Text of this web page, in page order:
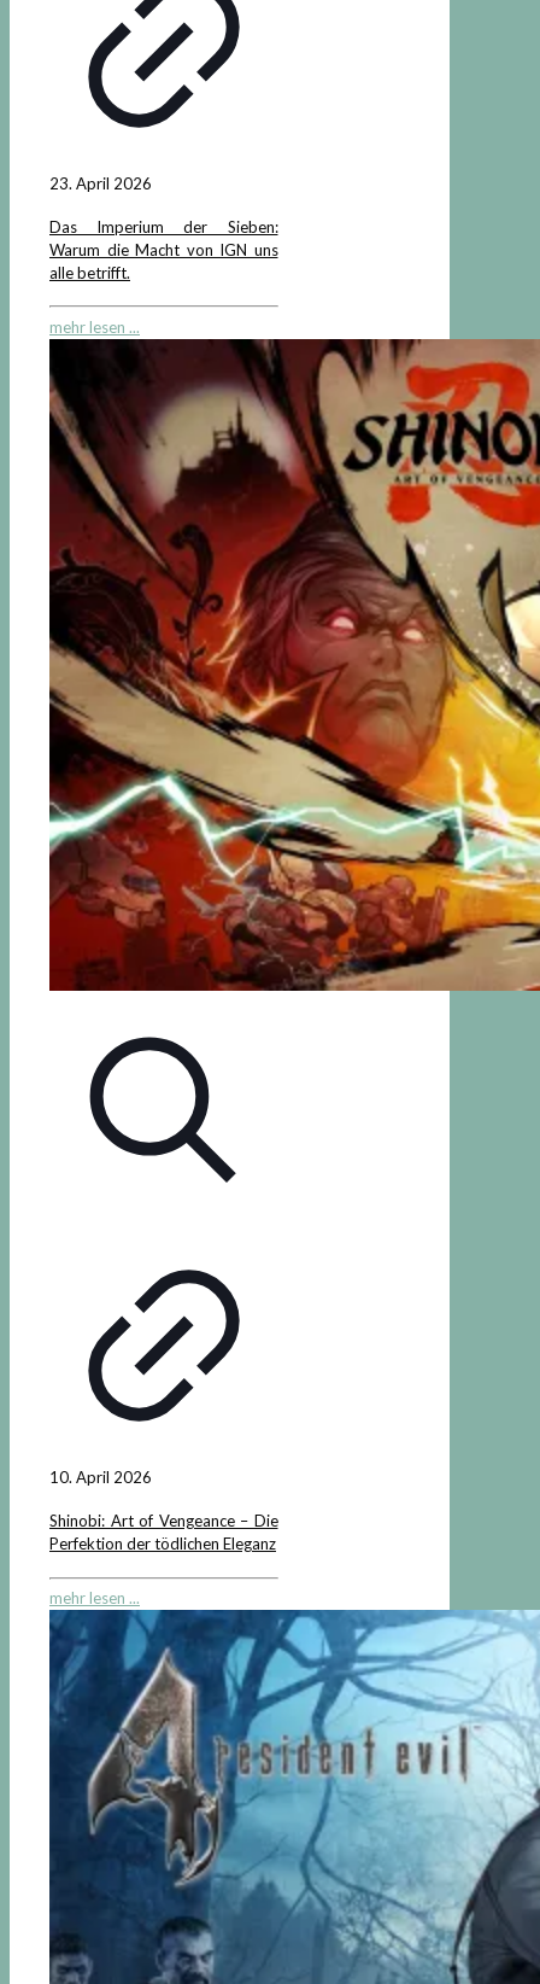
23. April 2026
Das Imperium der Sieben:
Warum die Macht von IGN uns
alle betrifft.
mehr lesen ...
10. April 2026
Shinobi: Art of Vengeance – Die
Perfektion der tödlichen Eleganz
mehr lesen ...